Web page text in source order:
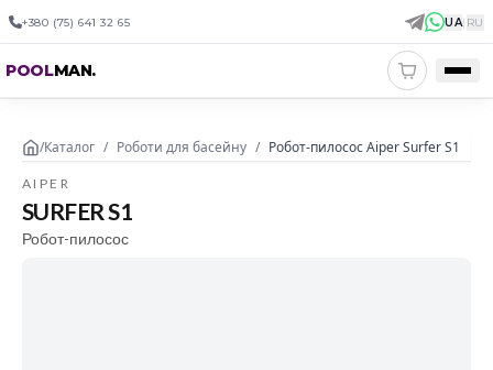
+380 (75) 641 32 65 UA| RU
POOLMAN.
/Каталог / Роботи для басейну / Робот-пилосос Aiper Surfer S1
AIPER
SURFER S1
Робот-пилосос